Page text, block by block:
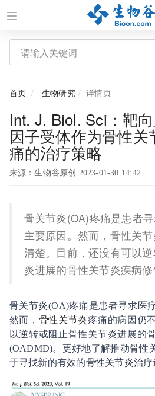
首页 生物研究 详情页
Int. J. Biol. Sci：靶
因子受体作为骨性关
痛的治疗策略
来源：生物谷原创 2023-01-30 14:42
骨关节炎(OA)疼痛是患者
主要原因。然而，骨性关
清楚。目前，还没有可以
炎进展的骨性关节炎疾病修
骨关节炎(OA)疼痛是患者寻求医
然而， 骨性关节炎疼痛的病因仍
以逆转或阻止骨性关节炎进展的
(OADMD)。更好地了解推动骨性
于寻找新的有效的骨性关节炎治疗